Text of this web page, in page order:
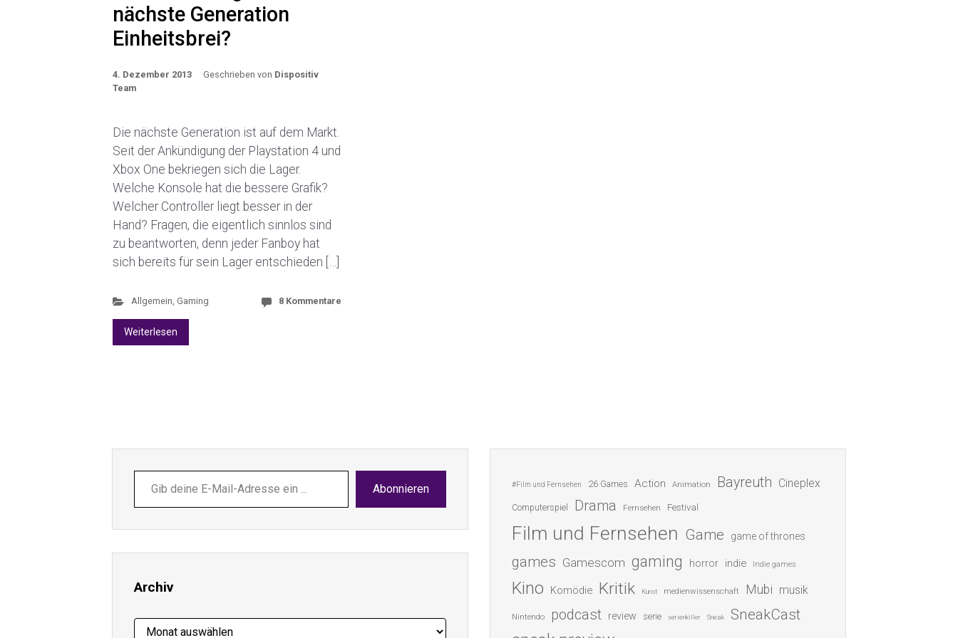
nächste Generation
Einheitsbrei?
4. Dezember 2013 Geschrieben von Dispositiv
Team
Die nächste Generation ist auf dem Markt.
Seit der Ankündigung der Playstation 4 und
Xbox One bekriegen sich die Lager.
Welche Konsole hat die bessere Grafik?
Welcher Controller liegt besser in der
Hand? Fragen, die eigentlich sinnlos sind
zu beantworten, denn jeder Fanboy hat
sich bereits für sein Lager entschieden […]
Allgemein, Gaming 8 Kommentare
Weiterlesen
deine
E-
ein ...
Abonnieren
Archiv
Archiv
#Film und Fernsehen 26 Games Action Animation Bayreuth Cineplex
Computerspiel Drama Fernsehen Festival
Film und Fernsehen Game game of thrones
games Gamescom gaming horror indie Indie games
Kino Komödie Kritik Kunst medienwissenschaft Mubi musik
Nintendo podcast review serie serienkiller Sneak SneakCast